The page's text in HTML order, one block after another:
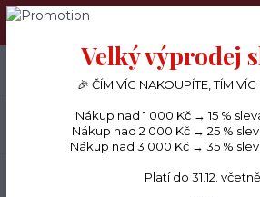
PŘÁNÍČKA a PAPÍROVÉ DÁRKY odesílám
CZK
+420 734 380 930
(Po-Ne, 8-20 hod.)
Velký výprodej
🎉 ČÍM VÍC NAKOUPÍTE, TÍM VÍC
Nákup nad 1 000 Kč → 15 %
Nákup nad 2 000 Kč → 25 %
Nákup nad 3 000 Kč → 35 %
Platí do 31.12.